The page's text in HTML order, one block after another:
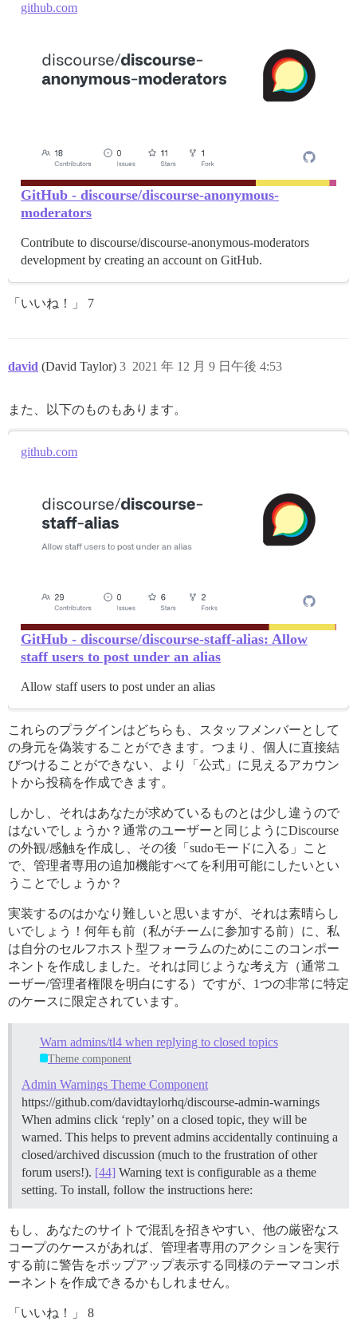
github.com
GitHub - discourse/discourse-anonymous-
moderators
Contribute to discourse/discourse-anonymous-moderators
development by creating an account on GitHub.
「いいね！」 7
david (David Taylor) 2021 年 12 月 9 日午後 4:53
3
また、以下のものもあります。
github.com
GitHub - discourse/discourse-staff-alias: Allow
staff users to post under an alias
Allow staff users to post under an alias
これらのプラグインはどちらも、スタッフメンバーとして
の身元を偽装することができます。つまり、個人に直接結
びつけることができない、より「公式」に見えるアカウン
トから投稿を作成できます。
しかし、それはあなたが求めているものとは少し違うので
はないでしょうか？通常のユーザーと同じようにDiscourse
の外観/感触を作成し、その後「sudoモードに入る」こと
で、管理者専用の追加機能すべてを利用可能にしたいとい
うことでしょうか？
実装するのはかなり難しいと思いますが、それは素晴らし
いでしょう！何年も前（私がチームに参加する前）に、私
は自分のセルフホスト型フォーラムのためにこのコンポー
ネントを作成しました。それは同じような考え方（通常ユ
ーザー/管理者権限を明白にする）ですが、1つの非常に特定
のケースに限定されています。
Warn admins/tl4 when replying to closed topics
Theme component
Admin Warnings Theme Component
https://github.com/davidtaylorhq/discourse-admin-warnings
When admins click ‘reply’ on a closed topic, they will be
warned. This helps to prevent admins accidentally continuing a
closed/archived discussion (much to the frustration of other
forum users!). [44] Warning text is configurable as a theme
setting. To install, follow the instructions here:
もし、あなたのサイトで混乱を招きやすい、他の厳密なス
コープのケースがあれば、管理者専用のアクションを実行
する前に警告をポップアップ表示する同様のテーマコンポ
ーネントを作成できるかもしれません。
「いいね！」 8